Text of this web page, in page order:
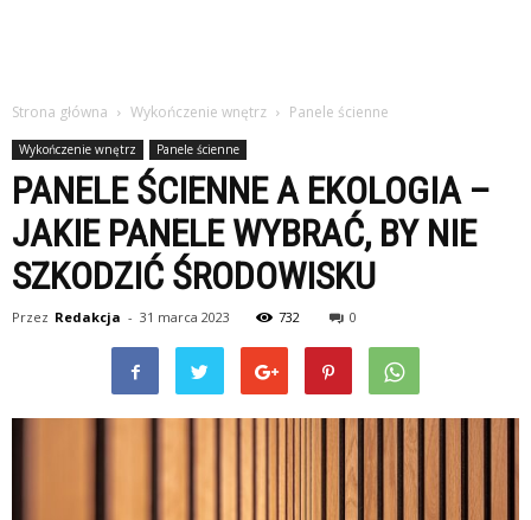
Strona główna Wykończenie wnętrz Panele ścienne
Wykończenie wnętrz Panele ścienne
PANELE ŚCIENNE A EKOLOGIA –
JAKIE PANELE WYBRAĆ, BY NIE
SZKODZIĆ ŚRODOWISKU
Przez Redakcja - 31 marca 2023 732 0